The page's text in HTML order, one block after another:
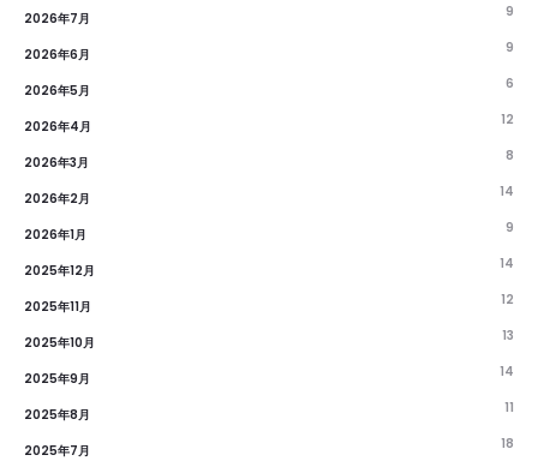
2026年7月 9
2026年6月 9
2026年5月 6
2026年4月 12
2026年3月 8
2026年2月 14
2026年1月 9
2025年12月 14
2025年11月 12
2025年10月 13
2025年9月 14
2025年8月 11
2025年7月 18